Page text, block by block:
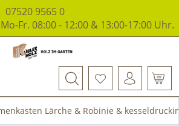
07520 9565 0
Mo-Fr. 08:00 - 12:00 & 13:00-17:00 Uhr.
Lärche & Robinie &